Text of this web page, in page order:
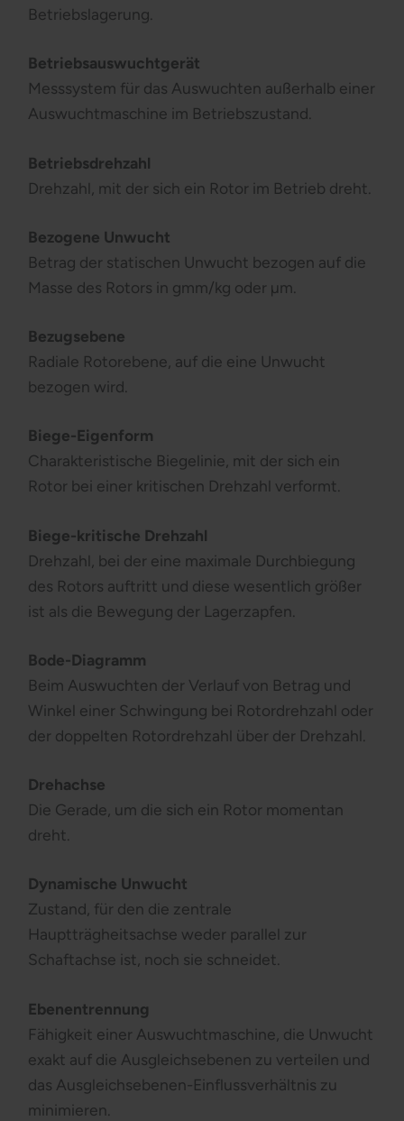
Betriebslagerung.
Betriebsauswuchtgerät
Messsystem für das Auswuchten außerhalb einer
Auswuchtmaschine im Betriebszustand.
Betriebsdrehzahl
Drehzahl, mit der sich ein Rotor im Betrieb dreht.
Bezogene Unwucht
Betrag der statischen Unwucht bezogen auf die
Masse des Rotors in gmm/kg oder µm.
Bezugsebene
Radiale Rotorebene, auf die eine Unwucht
bezogen wird.
Biege-Eigenform
Charakteristische Biegelinie, mit der sich ein
Rotor bei einer kritischen Drehzahl verformt.
Biege-kritische Drehzahl
Drehzahl, bei der eine maximale Durchbiegung
des Rotors auftritt und diese wesentlich größer
ist als die Bewegung der Lagerzapfen.
Bode-Diagramm
Beim Auswuchten der Verlauf von Betrag und
Winkel einer Schwingung bei Rotordrehzahl oder
der doppelten Rotordrehzahl über der Drehzahl.
Drehachse
Die Gerade, um die sich ein Rotor momentan
dreht.
Dynamische Unwucht
Zustand, für den die zentrale
Hauptträgheitsachse weder parallel zur
Schaftachse ist, noch sie schneidet.
Ebenentrennung
Fähigkeit einer Auswuchtmaschine, die Unwucht
exakt auf die Ausgleichsebenen zu verteilen und
das Ausgleichsebenen-Einflussverhältnis zu
minimieren.